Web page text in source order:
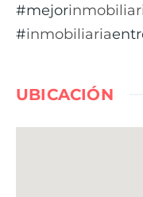
#mejor
#inmobiliaria
UBICACIÓN